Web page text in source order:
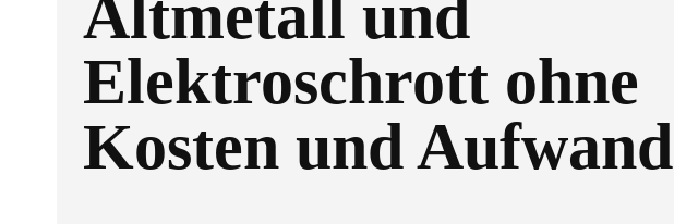
Altmetall und
Elektroschrott ohne
Kosten und Aufwand